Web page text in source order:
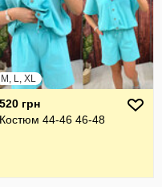
M, L, XL
520 грн
Костюм 44-46 46-48